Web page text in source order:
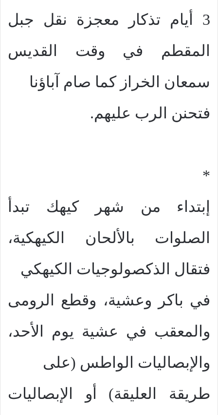
3 أيام تذكار معجزة نقل جبل
المقطم في وقت القديس
سمعان الخراز كما صام آباؤنا
فتحنن الرب عليهم.
*
إبتداء من شهر كيهك تبدأ
الصلوات بالألحان الكيهكية،
فتقال الذكصولوجيات الكيهكي
في باكر وعشية، وقطع الرومى
والمعقب في عشية يوم الأحد،
والإبصاليات الواطس (على
طريقة العليقة) أو الإبصاليات